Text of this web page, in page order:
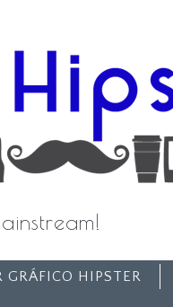
GRÁFICO HIPSTER